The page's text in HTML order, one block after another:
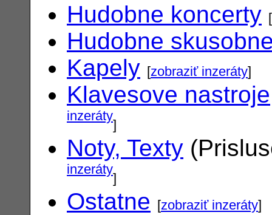
Hudobne koncerty [
Hudobne
Kapely [zobraziť inzeráty]
Klavesove nastroje
inzeráty]
Noty, Texty
inzeráty]
Ostatne [zobraziť inzeráty]